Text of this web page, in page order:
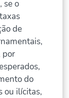
se o
de
por
do
ou ilícitas,